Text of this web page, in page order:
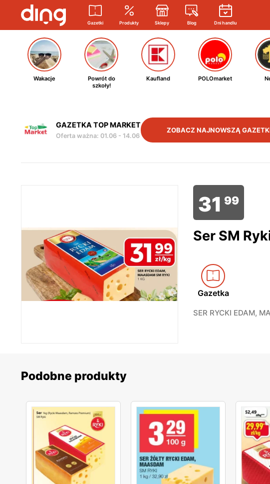
Gazetki Produkty Sklepy Blog Dni handlu
Wakacje
Powrót do
szkoły!
Kaufland POLOmarket
GAZETKA TOP MARKET
Oferta ważna: 01.06 - 14.06
ZOBACZ NAJNOWSZĄ
31 99
Ser SM
Gazetka
SER RYCKI EDAM,
Podobne produkty